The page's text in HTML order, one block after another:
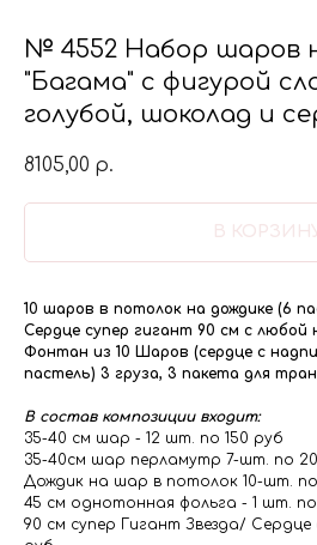
№ 4552 Набор шаров
"Багама" с фигурой
голубой, шоколад и
8105,00 р.
В
10 шаров в потолок на дождике (6
Сердце супер гигант 90 см с любой
Фонтан из 10 Шаров (сердце с
пастель) 3 груза, 3 пакета для
В состав композиции входит:
35-40 см шар - 12 шт. по 150 руб
35-40см шар перламутр 7-шт. по
Дождик на шар в потолок 10-шт.
45 см однотонная фольга - 1 шт.
90 см супер Гигант Звезда/ Сердце